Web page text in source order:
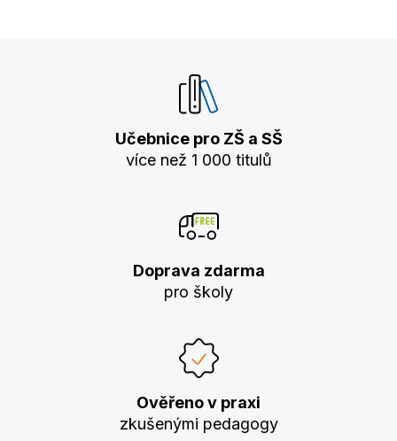
Učebnice pro ZŠ a SŠ
více než 1 000 titulů
Doprava zdarma
pro školy
Ověřeno v praxi
zkušenými pedagogy